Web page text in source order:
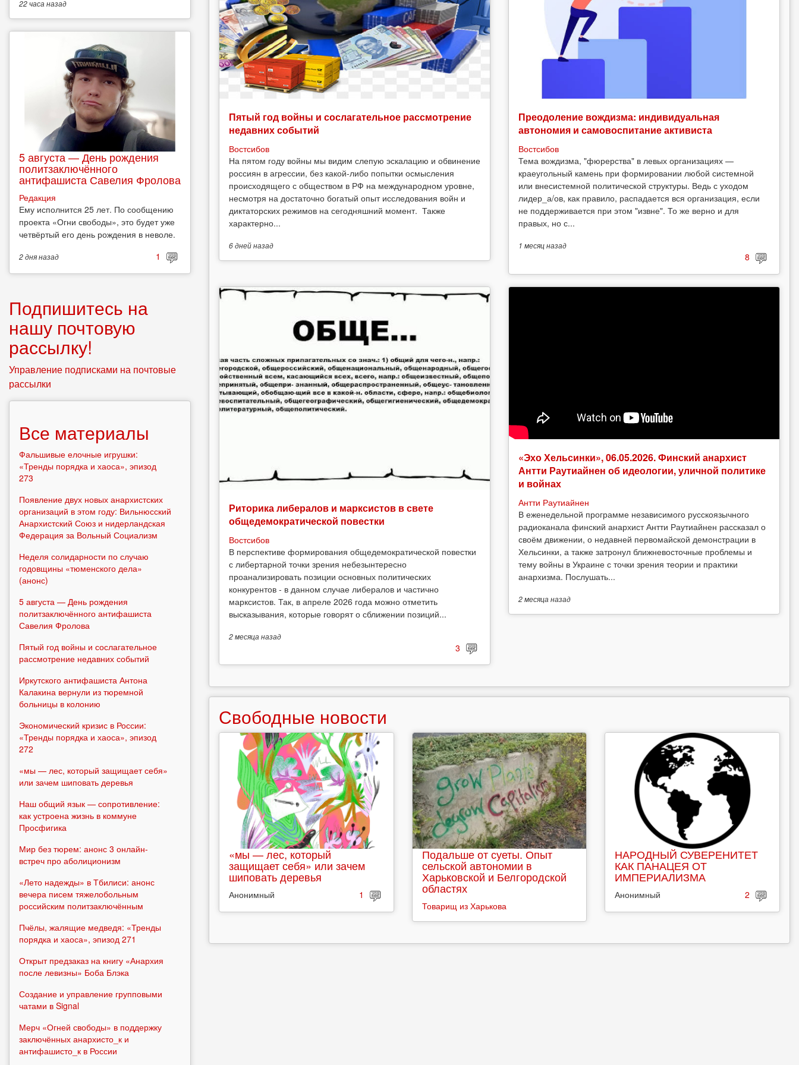
Пятый год войны и сослагательное рассмотрение
недавних событий
Востсибов
На пятом году войны мы видим слепую эскалацию и обвинение
россиян в агрессии, без какой-либо попытки осмысления
происходящего с обществом в РФ на международном уровне,
несмотря на достаточно богатый опыт исследования войн и
диктаторских режимов на сегодняшний момент. Также
характерно...
6 днейназад
Преодоление вождизма: индивидуальная
автономия и самовоспитание активиста
Востсибов
Тема вождизма, "фюрерства" в левых организациях —
краеугольный камень при формировании любой системной
или внесистемной политической структуры. Ведь с уходом
лидер_а/ов, как правило, распадается вся организация, если
не поддерживается при этом "извне". То же верно и для
правых, но с...
1 месяцназад
8
Риторика либералов и марксистов в свете
общедемократической повестки
Востсибов
В перспективе формирования общедемократической повестки
с либертарной точки зрения небезынтересно
проанализировать позиции основных политических
конкурентов - в данном случае либералов и частично
марксистов. Так, в апреле 2026 года можно отметить
высказывания, которые говорят о сближении позиций...
2 месяца назад
3
«Эхо Хельсинки», 06.05.2026. Финский анархист
Антти Раутиайнен об идеологии, уличной политике
и войнах
Антти Раутиайнен
В еженедельной программе независимого русскоязычного
радиоканала финский анархист Антти Раутиайнен рассказал о
своём движении, о недавней первомайской демонстрации в
Хельсинки, а также затронул ближневосточные проблемы и
тему войны в Украине с точки зрения теории и практики
анархизма. Послушать...
2 месяца назад
Свободные новости
«мы — лес, который
защищает себя» или зачем
шиповать деревья
Анонимный 1
Подальше от суеты. Опыт
сельской автономии в
Харьковской и Белгородской
областях
Товарищ из Харькова
НАРОДНЫЙ СУВЕРЕНИТЕТ
КАК ПАНАЦЕЯ ОТ
ИМПЕРИАЛИЗМА
Анонимный 2
22 часа назад
5 августа — День рождения
политзаключённого
антифашиста Савелия Фролова
Редакция
Ему исполнится 25 лет. По сообщению
проекта «Огни свободы», это будет уже
четвёртый его день рождения в неволе.
2 дняназад 1
Подпишитесь на
нашу почтовую
рассылку!
Управление подписками на почтовые
рассылки
Все материалы
Фальшивые елочные игрушки:
«Тренды порядка и хаоса», эпизод
273
Появление двух новых анархистских
организаций в этом году: Вильнюсский
Анархистский Союз и нидерландская
Федерация за Вольный Социализм
Неделя солидарности по случаю
годовщины «тюменского дела»
(анонс)
5 августа — День рождения
политзаключённого антифашиста
Савелия Фролова
Пятый год войны и сослагательное
рассмотрение недавних событий
Иркутского антифашиста Антона
Калакина вернули из тюремной
больницы в колонию
Экономический кризис в России:
«Тренды порядка и хаоса», эпизод
272
«мы — лес, который защищает себя»
или зачем шиповать деревья
Наш общий язык — сопротивление:
как устроена жизнь в коммуне
Просфигика
Мир без тюрем: анонс 3 онлайн-
встреч про аболиционизм
«Лето надежды» в Тбилиси: анонс
вечера писем тяжелобольным
российским политзаключённым
Пчёлы, жалящие медведя: «Тренды
порядка и хаоса», эпизод 271
Открыт предзаказ на книгу «Анархия
после левизны» Боба Блэка
Создание и управление групповыми
чатами в Signal
Мерч «Огней свободы» в поддержку
заключённых анархисто_к и
антифашисто_к в России